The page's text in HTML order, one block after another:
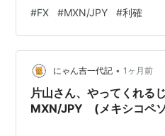
9.291円 9.215円 20000通貨
9.257円まで上がっていた。
いたら、うまく流れを読んだ
が、しかし！ 残念ながら利確
あ、い…
#FX #MXN/JPY #利確
にゃん吉一代記 • 1ヶ月前
片山さん、やってくれる
MXN/JPY (メキシコペ